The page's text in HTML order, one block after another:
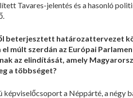
Tavares-jelentés és a hasonló
beterjesztett határozattervezet
szerdán az Európai
az elindítását, amely
a többséget?
a Néppárté, a négy